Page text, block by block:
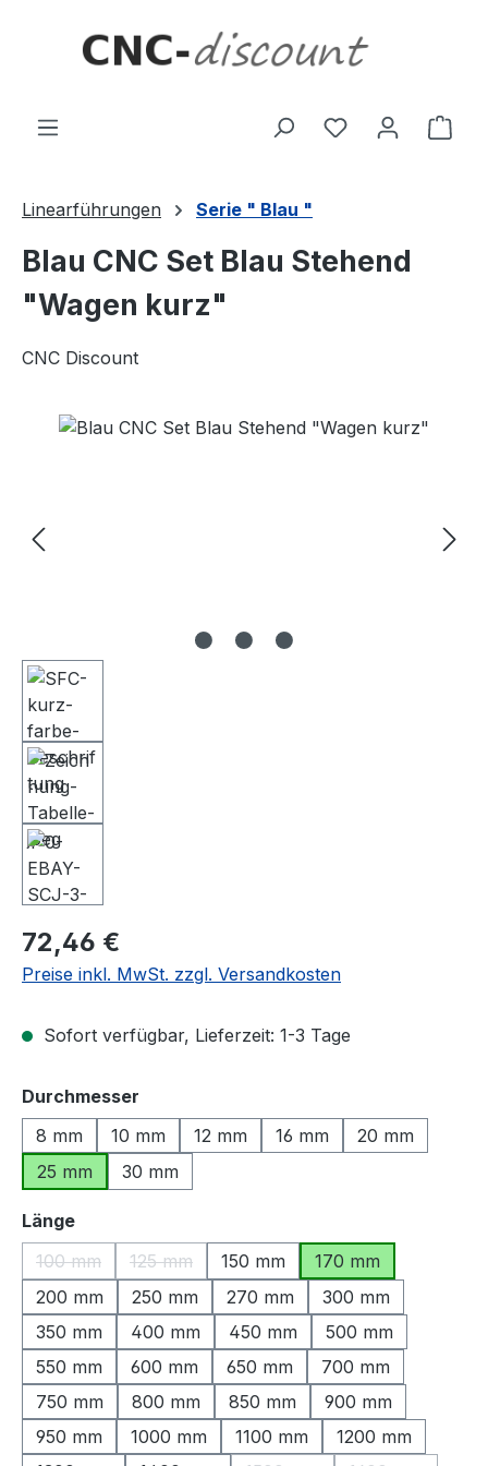
Linearführungen Serie " Blau "
Blau CNC Set Blau Stehend
"Wagen kurz"
CNC Discount
Bildergalerie überspringen
Regulärer Preis:
72,46 €
Preise inkl. MwSt. zzgl. Versandkosten
Sofort verfügbar, Lieferzeit: 1-3 Tage
Durchmesser
8 mm
10 mm 12 mm 16 mm
20 mm
25 mm
30 mm
Längeauswählen
100 mm
(Diese Option ist zurzeit nicht verfügbar.)
125 mm
(Diese Option ist zurzeit nicht verfügbar.)
150 mm
170 mm
200 mm
250 mm 270 mm
300 mm
350 mm
400 mm 450 mm
500 mm
550 mm
600 mm 650 mm
700 mm
750 mm
800 mm 850 mm
900 mm
950 mm
1000 mm 1100 mm
1200 mm